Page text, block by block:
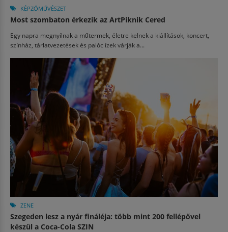
KÉPZŐMŰVÉSZET
Most szombaton érkezik az ArtPiknik Cered
Egy napra megnyílnak a műtermek, életre kelnek a kiállítások, koncert,
színház, tárlatvezetések és palóc ízek várják a...
ZENE
Szegeden lesz a nyár fináléja: több mint 200 fellépővel
készül a Coca-Cola SZIN